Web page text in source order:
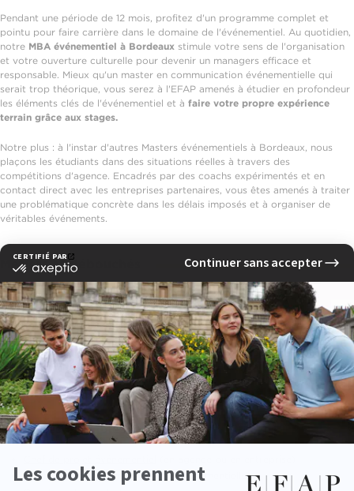
Pendant une période de 12 mois, profitez d'un programme complet et
pointu pour faire carrière dans le domaine de l'événementiel. Au quotidien,
notre MBA événementiel à Bordeaux stimule votre sens de l'organisation
et votre ouverture culturelle pour devenir un managers efficace et
responsable. Mieux qu'un master en communication événementielle qui
serait trop théorique, vous serez à l'EFAP amenés à étudier en profondeur
les éléments clés de l'événementiel et à faire votre propre expérience
terrain grâce aux stages.
Notre plus : à l'instar d'autres Masters événementiels à Bordeaux, nous
plaçons les étudiants dans des situations réelles à travers des
compétitions d'agence. Encadrés par des coachs expérimentés et en
contact direct avec les entreprises partenaires, vous êtes amenés à traiter
une problématique concrète dans les délais imposés et à organiser de
véritables événements.
Métiers et débouchés
Idéal pour maîtriser un panel complet de compétences variées pour
devenir un manager efficace et flexible, notre MBA événementiel à
Bordeaux vous prépare à occuper une pluralité de fonctions dès
l'obtention de votre diplôme. Selon votre projet professionnel, devenez
ainsi par exemple Chef de Projet Evénementiel, Directeur de Production
Evénementielle ou encore Chef de Projet Culturel.
Quelques exemples de métiers
Responsable de communication événementielle